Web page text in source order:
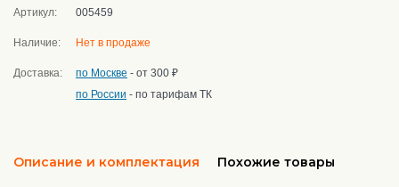
Артикул: 005459
Наличие: Нет в продаже
Доставка: по Москве - от 300 ₽
по России - по тарифам ТК
Описание и комплектация Похожие товары